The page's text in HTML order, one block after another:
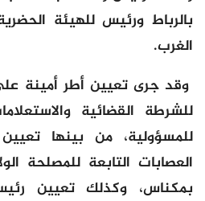
بالرباط ورئيس للهيئة
الغرب.
وقد جرى تعيين أطر أمينة
للشرطة القضائية
للمسؤولية، من بينها
العصابات التابعة للمصلحة
بمكناس، وكذلك تعيين